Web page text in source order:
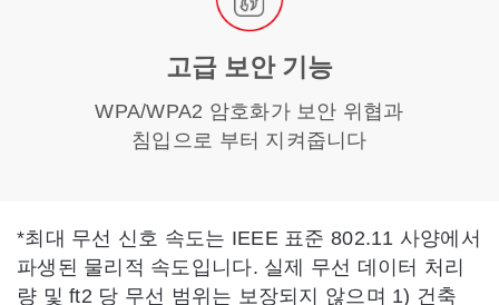
고급 보안 기능
WPA/WPA2 암호화가 보안 위협과
침입으로 부터 지켜줍니다
*최대 무선 신호 속도는 IEEE 표준 802.11 사양에서
파생된 물리적 속도입니다. 실제 무선 데이터 처리
량 및 ft2 당 무선 범위는 보장되지 않으며 1) 건축